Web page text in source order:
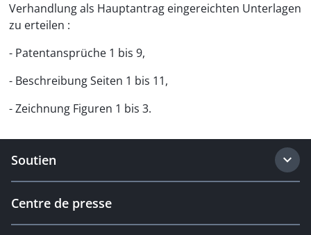
Verhandlung als Hauptantrag eingereichten Unterlagen
zu erteilen :
- Patentansprüche 1 bis 9,
- Beschreibung Seiten 1 bis 11,
- Zeichnung Figuren 1 bis 3.
Soutien
Centre de presse